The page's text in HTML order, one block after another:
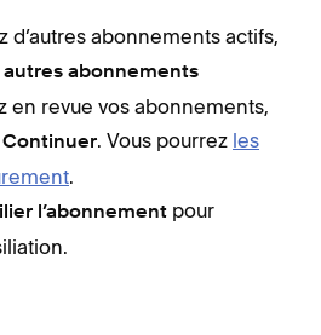
d’autres abonnements actifs,
autres abonnements
en revue vos abonnements,
Continuer. Vous pourrez les
.
l’abonnement pour